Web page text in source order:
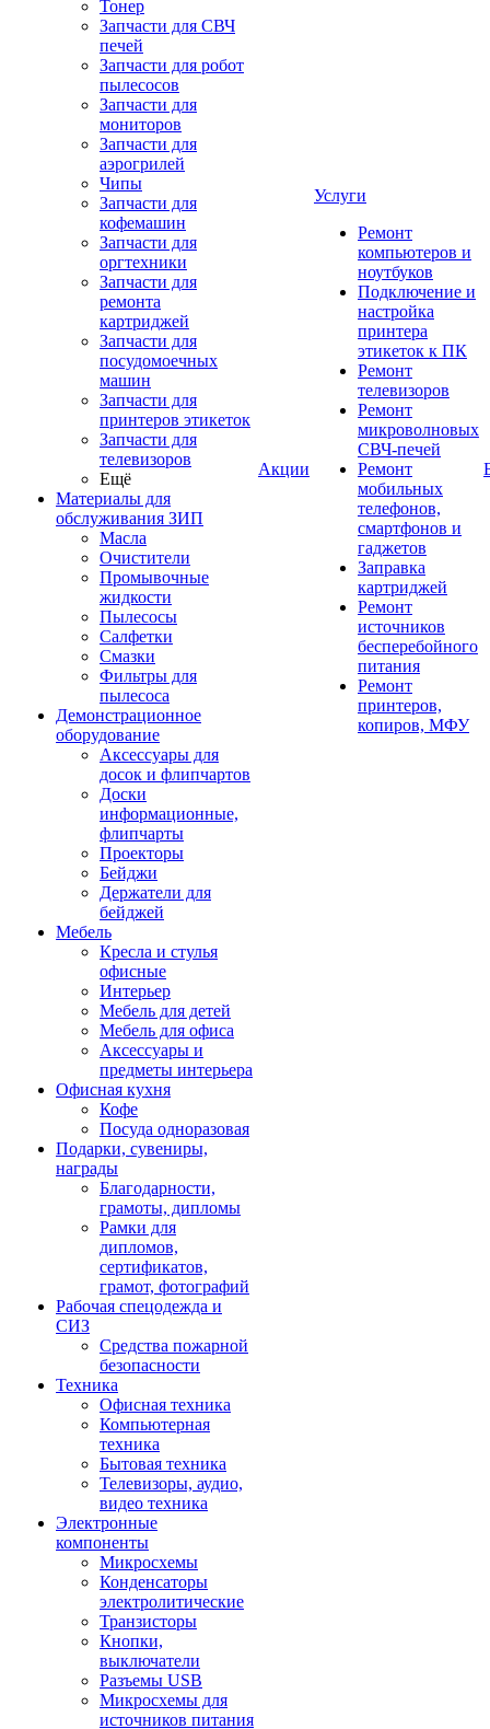
Тонер
Запчасти для СВЧ
печей
Запчасти для робот
пылесосов
Запчасти для
мониторов
Запчасти для
аэрогрилей
Чипы
Запчасти для
кофемашин
Запчасти для
оргтехники
Запчасти для
ремонта
картриджей
Запчасти для
посудомоечных
машин
Запчасти для
принтеров этикеток
Запчасти для
телевизоров
Ещё
Материалы для
обслуживания ЗИП
Масла
Очистители
Промывочные
жидкости
Пылесосы
Салфетки
Смазки
Фильтры для
пылесоса
Демонстрационное
оборудование
Аксессуары для
досок и флипчартов
Доски
информационные,
флипчарты
Проекторы
Бейджи
Держатели для
бейджей
Мебель
Кресла и стулья
офисные
Интерьер
Мебель для детей
Мебель для офиса
Аксессуары и
предметы интерьера
Офисная кухня
Кофе
Посуда одноразовая
Подарки, сувениры,
награды
Благодарности,
грамоты, дипломы
Рамки для
дипломов,
сертификатов,
грамот, фотографий
Рабочая спецодежда и
СИЗ
Средства пожарной
безопасности
Техника
Офисная техника
Компьютерная
техника
Бытовая техника
Телевизоры, аудио,
видео техника
Электронные
компоненты
Микросхемы
Конденсаторы
электролитические
Транзисторы
Кнопки,
выключатели
Разъемы USB
Микросхемы для
источников питания
Акции
Услуги
Ремонт
компьютеров и
ноутбуков
Подключение и
настройка
принтера
этикеток к ПК
Ремонт
телевизоров
Ремонт
микроволновых
СВЧ-печей
Ремонт
мобильных
телефонов,
смартфонов и
гаджетов
Заправка
картриджей
Ремонт
источников
бесперебойного
питания
Ремонт
принтеров,
копиров, МФУ